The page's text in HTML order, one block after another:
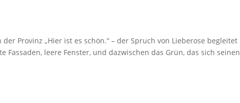
Provinz „Hier ist es schön.“ – der Spruch von Lieberose begleitet
Fassaden, leere Fenster, und dazwischen das Grün, das sich seinen